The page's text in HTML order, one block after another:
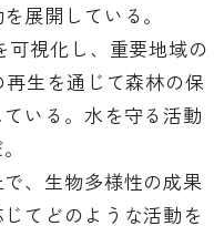
展開している。
可視化し、重要地域の
生を通じて森林の保
いる。水を守る活動
、生物多様性の成果
てどのような活動を